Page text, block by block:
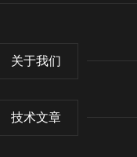
关于我们
技术文章